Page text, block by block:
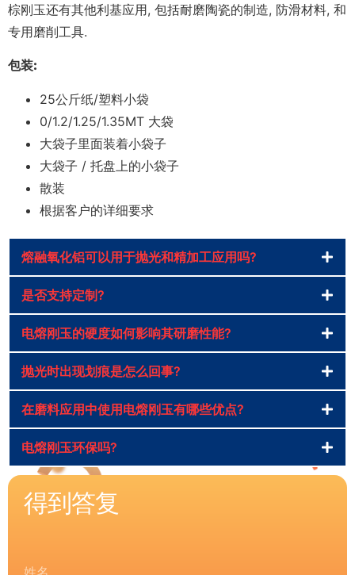
棕刚玉还有其他利基应用, 包括耐磨陶瓷的制造, 防滑材料, 和
专用磨削工具.
包装:
25公斤纸/塑料小袋
0/1.2/1.25/1.35MT 大袋
大袋子里面装着小袋子
大袋子 / 托盘上的小袋子
散装
根据客户的详细要求
熔融氧化铝可以用于抛光和精加工应用吗?
是否支持定制?
电熔刚玉的硬度如何影响其研磨性能?
抛光时出现划痕是怎么回事?
在磨料应用中使用电熔刚玉有哪些优点?
电熔刚玉环保吗?
得到答复